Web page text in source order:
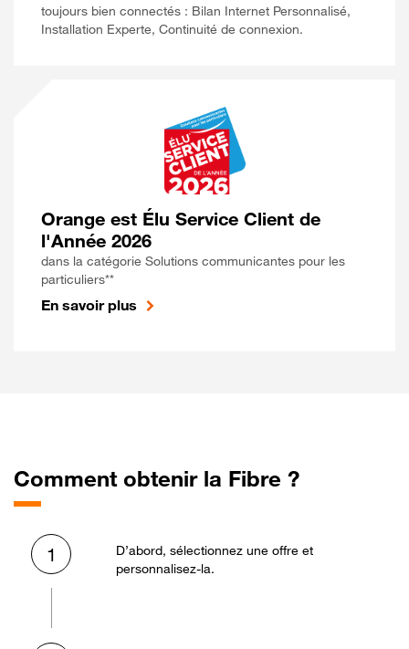
toujours bien connectés : Bilan Internet Personnalisé,
Installation Experte, Continuité de connexion.
Orange est Élu Service Client de
l'Année 2026
dans la catégorie Solutions communicantes pour les
particuliers**
En savoir plus
Comment obtenir la Fibre ?
1
D’abord, sélectionnez une offre et
personnalisez-la.